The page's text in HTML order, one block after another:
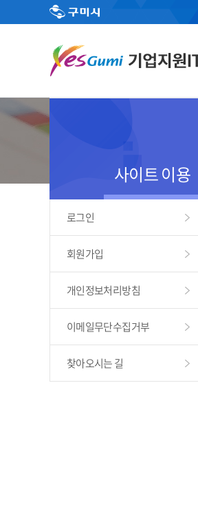
사이트 이용
로그인
회원가입
개인정보처리방침
이메일무단수집거부
찾아오시는 길